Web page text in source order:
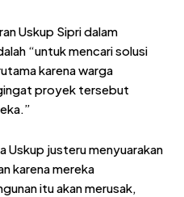
Uskup Sipri dalam
“untuk mencari solusi
karena warga
proyek tersebut
Uskup justeru menyuarakan
karena mereka
itu akan merusak,